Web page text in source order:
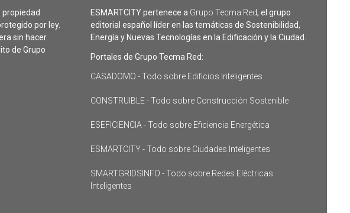
propiedad
por ley.
sin hacer
de Grupo
ESMARTCITY pertenece a Grupo Tecma Red, el grupo
editorial español líder en las temáticas de Sostenibilidad,
Energía y Nuevas Tecnologías en la Edificación y la Ciudad.
Portales de Grupo Tecma Red:
CASADOMO - Todo sobre Edificios Inteligentes
CONSTRUIBLE - Todo sobre Construcción Sostenible
ESEFICIENCIA - Todo sobre Eficiencia Energética
ESMARTCITY - Todo sobre Ciudades Inteligentes
SMARTGRIDSINFO - Todo sobre Redes Eléctricas
Inteligentes